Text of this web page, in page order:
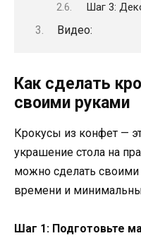
Шаг 3:
Видео:
Как сделать
своими руками
Крокусы из конфет —
украшение стола на
можно сделать своими
времени и
Шаг 1: Подготовьте